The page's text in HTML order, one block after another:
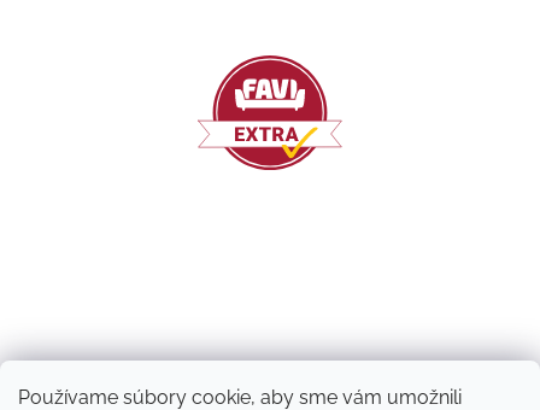
Používame súbory cookie, aby sme vám umožnili